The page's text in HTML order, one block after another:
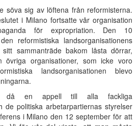
söva sig av löftena från reformisterna.
i Milano fortsatte vår organisation
för expropriation. Den 10
reformistiska landsorganisationens
sitt sammanträde bakom låsta dörrar,
organisationer, som icke voro
landsorganisationen blevo
en appell till alla fackliga
de politiska arbetarpartiernas styrelser
i Milano den 12 september för att